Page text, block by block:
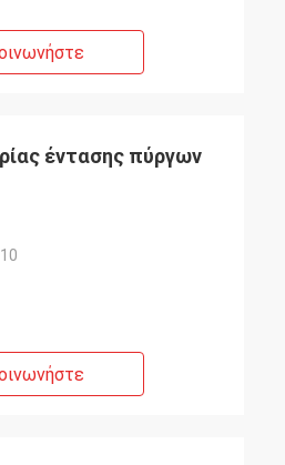
έντασης πύργων